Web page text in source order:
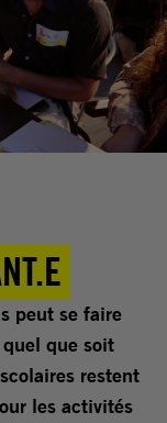
peut se faire
que soit
restent
les activités